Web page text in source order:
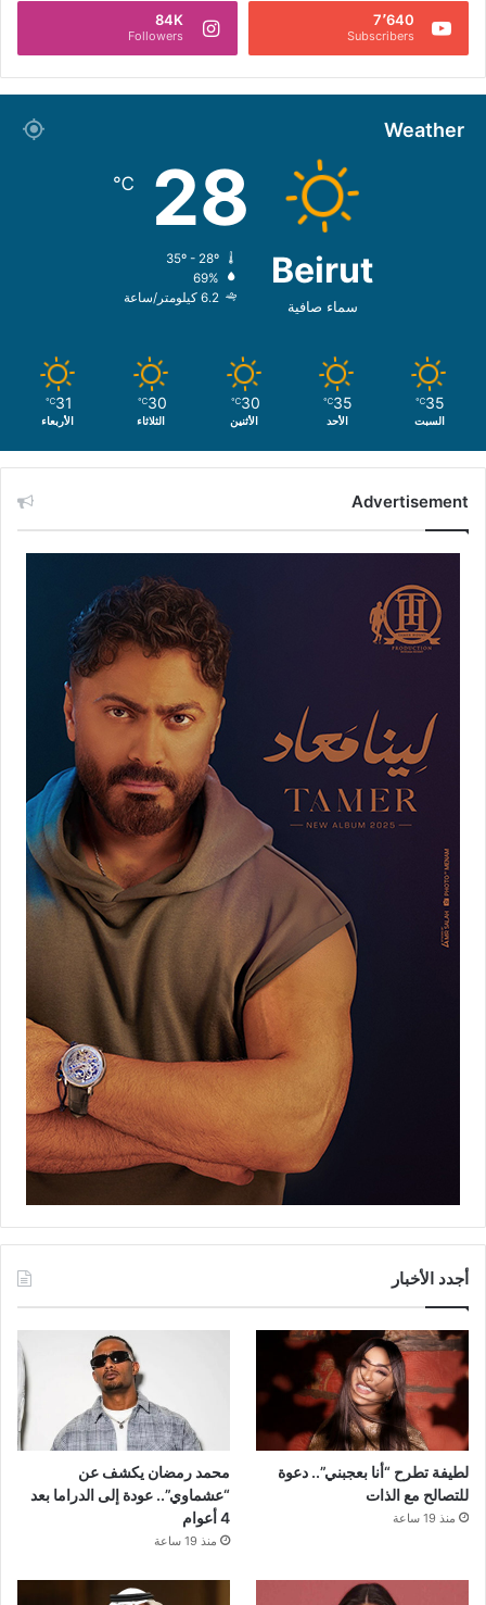
7٬640
Subscribers
84K
Followers
Weather
Beirut
سماء صافية
28
℃
69%
6.2 كيلومتر/ساعة
35
℃
السبت
35
℃
الأحد
30
℃
الأثنين
30
℃
الثلاثاء
31
℃
الأربعاء
Advertisement
أجدد الأخبار
لطيفة تطرح “أنا بعجبني”.. دعوة
للتصالح مع الذات
منذ 19 ساعة
محمد رمضان يكشف عن
“عشماوي”.. عودة إلى الدراما بعد
4 أعوام
منذ 19 ساعة